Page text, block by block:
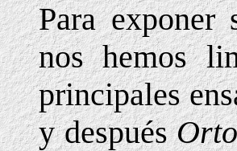
Para exponer
nos hemos
principales
y después